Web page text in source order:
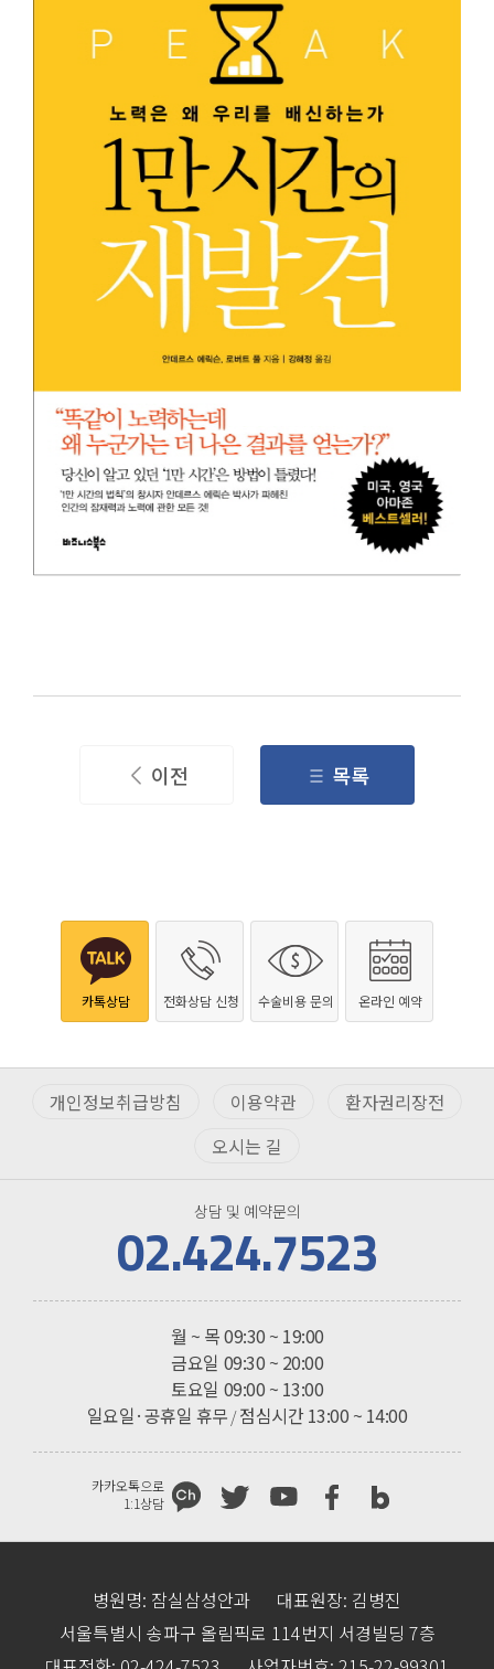
이전 목록
카톡상담 전화상담 신청 수술비용 문의 온라인 예약
개인정보취급방침 이용약관
환자권리장전
오시는 길
상담 및 예약문의
02.424.7523
진료시간
월 ~ 목09:30 ~ 19:00
금요일 09:30 ~ 20:00
토요일 09:00 ~ 13:00
일요일·공휴일 휴무 /점심시간 13:00 ~ 14:00
카카오톡으로
1:1상담
병원명: 잠실삼성안과
대표원장: 김병진
서울특별시 송파구 올림픽로 114번지 서경빌딩 7층